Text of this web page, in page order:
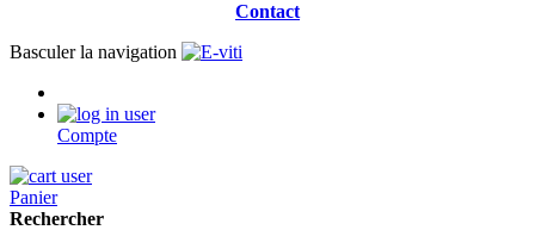
Contact
Basculer la navigation
Compte
Panier
Rechercher